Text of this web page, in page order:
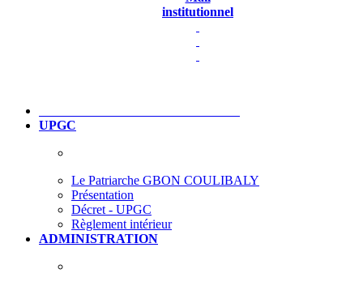
institutionnel
UPGC
Le Patriarche GBON COULIBALY
Présentation
Décret - UPGC
Règlement intérieur
ADMINISTRATION